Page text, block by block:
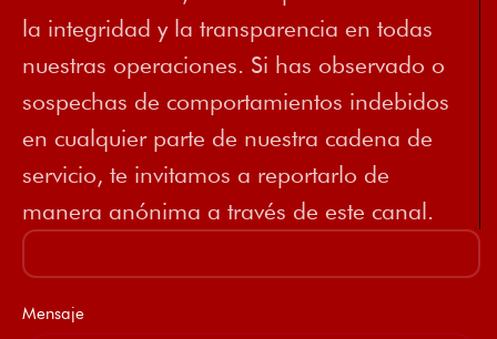
la integridad y la transparencia en todas
nuestras operaciones. Si has observado o
sospechas de comportamientos indebidos
en cualquier parte de nuestra cadena de
servicio, te invitamos a reportarlo de
manera anónima a través de este canal.
Mensaje